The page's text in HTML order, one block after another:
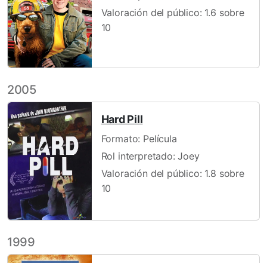
Valoración del público: 1.6 sobre
10
2005
Hard Pill
Formato: Película
Rol interpretado: Joey
Valoración del público: 1.8 sobre
10
1999